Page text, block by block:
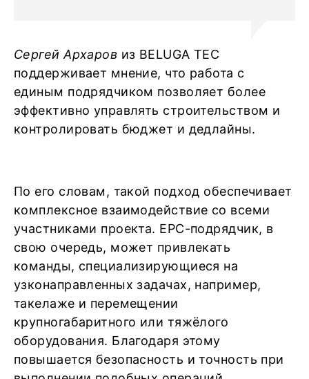
Сергей Архаров из BELUGA TEC
поддерживает мнение, что работа с
единым подрядчиком позволяет более
эффективно управлять строительством и
контролировать бюджет и дедлайны.
По его словам, такой подход обеспечивает
комплексное взаимодействие со всеми
участниками проекта. EPC-подрядчик, в
свою очередь, может привлекать
команды, специализирующиеся на
узконаправленных задачах, например,
такелаже и перемещении
крупногабаритного или тяжёлого
оборудования. Благодаря этому
повышается безопасность и точность при